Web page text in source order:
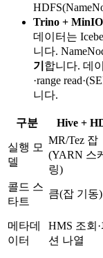
Trino +
데이터는
니다.
기 합니다. 데
·range
니다.
구분 Hive +
실행 모
델
MR/Tez 잡
(YARN 스
링)
콜드 스
타트
큼(잡 기동)
메타데
이터
HMS 조회·
션 나열